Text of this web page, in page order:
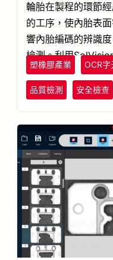
輪胎在製程的環節
的工序，使內胎表
響內胎編碼的辨識
檢測。利用
字與形狀進行拍攝
識，有效改善編碼
塑橡膠產業 OCR字
品質檢測 安全檢查